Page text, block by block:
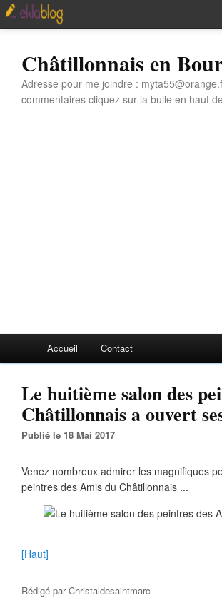
Châtillonnais en
Adresse pour me joindre :
commentaires cliquez sur la bulle en haut
Accueil Contact
Le huitième salon des
Châtillonnais a ouvert
Publié le 18 Mai 2017
Venez nombreux admirer les magnifiques
peintres des Amis du Châtillonnais ...
[Haut]
Rédigé parChristaldesaintmarc